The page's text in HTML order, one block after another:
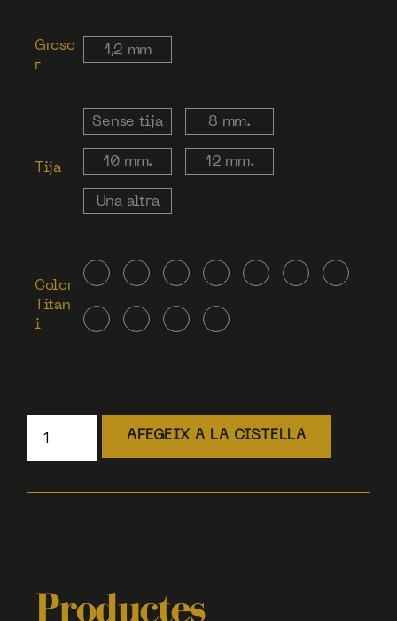
Groso
r
1,2 mm
Tija
Sense tija 8 mm.
10 mm. 12 mm.
Una altra
Color
Titan
i
AFEGEIX A LA CISTELLA
Productes